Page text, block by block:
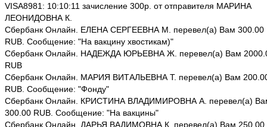
VISA8981: 10:10:11 зачисление 300р. от отправителя МАРИНА
ЛЕОНИДОВНА К.
Сбербанк Онлайн. ЕЛЕНА СЕРГЕЕВНА М. перевел(а) Вам 300.00
RUB. Сообщение: "На вакцину хвостикам)"
Сбербанк Онлайн. НАДЕЖДА ЮРЬЕВНА Ж. перевел(а) Вам
RUB
Сбербанк Онлайн. МАРИЯ ВИТАЛЬЕВНА Т. перевел(а) Вам
RUB. Сообщение: "Фонду"
Сбербанк Онлайн. КРИСТИНА ВЛАДИМИРОВНА А. перевел(а)
300.00 RUB. Сообщение: "На вакцины"
Сбербанк Онлайн. ДАРЬЯ ВАДИМОВНА К. перевел(а) Вам 250.00